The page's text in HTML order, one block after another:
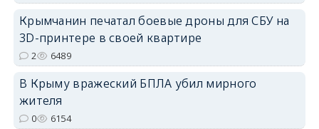
Крымчанин печатал боевые дроны для СБУ на
3D-принтере в своей квартире
2 6489
В Крыму вражеский БПЛА убил мирного
жителя
0 6154